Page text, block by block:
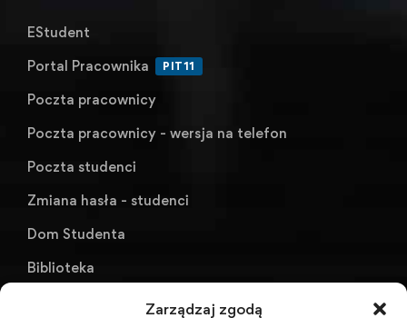
Zarządzaj zgodą
EStudent
Portal Pracownika
PIT11
Poczta pracownicy
Poczta pracownicy - wersja na telefon
Poczta studenci
Zmiana hasła - studenci
Dom Studenta
Biblioteka
KU AZS ANS w Raciborzu